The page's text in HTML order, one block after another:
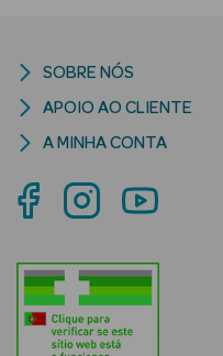
Lábios
Solares Bebé e
Rosto e
SOBRE NÓS
APOIO AO CLIENTE
A MINHA CONTA